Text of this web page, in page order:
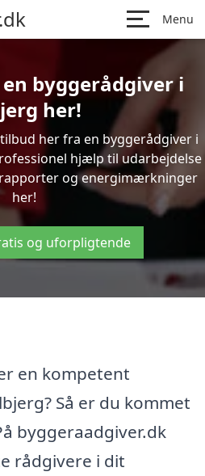
Menu
byggerådgiver i
her!
her fra en byggerådgiver i
hjælp til udarbejdelse
og energimærkninger
her!
og uforpligtende
en kompetent
Så er du kommet
byggeraadgiver.dk
rådgivere i dit